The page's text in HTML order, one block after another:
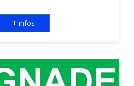
+ infos